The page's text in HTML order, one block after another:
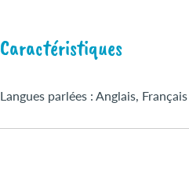
Caractéristiques
Langues parlées : Anglais, Français